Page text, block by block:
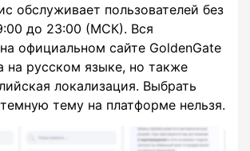
обслуживает пользователей без
до 23:00 (МСК). Вся
официальном сайте GoldenGate
на русском языке, но также
локализация. Выбрать
тему на платформе нельзя.